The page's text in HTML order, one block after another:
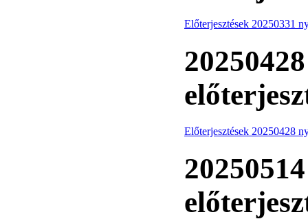
Előterjesztések 20250331
Előterjesztések 20250428